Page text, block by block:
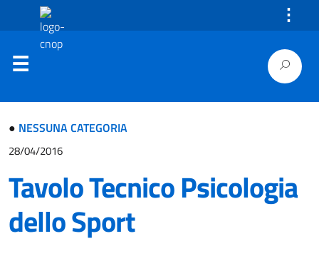
⋮
● NESSUNA CATEGORIA
28/04/2016
Tavolo Tecnico Psicologia
dello Sport